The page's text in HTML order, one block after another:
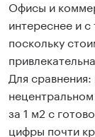
Офисы и
интереснее и
поскольку
Для
за 1 м2 с
цифры почти